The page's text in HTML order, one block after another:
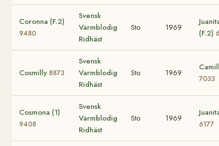
Coronna (F.2)
9480
Svensk
Varmblodig
Ridhäst
Sto 1969
(F.2)
Cosmilly 8873
Svensk
Varmblodig
Ridhäst
Sto 1969
7033
Cosmona (1)
9408
Svensk
Varmblodig
Ridhäst
Sto 1969
6177